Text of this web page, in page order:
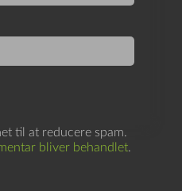
til at reducere spam.
bliver behandlet.